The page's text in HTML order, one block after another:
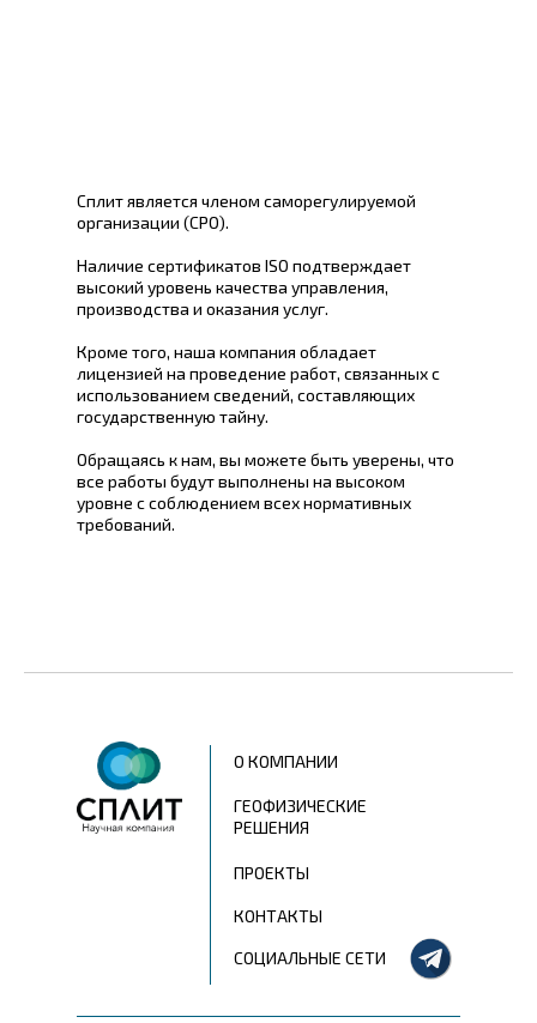
Сплит является членом саморегулируемой
организации (СРО).
Наличие сертификатов ISO подтверждает
высокий уровень качества управления,
производства и оказания услуг.
Кроме того, наша компания обладает
лицензией на проведение работ, связанных с
использованием сведений, составляющих
государственную тайну.
Обращаясь к нам, вы можете быть уверены, что
все работы будут выполнены на высоком
уровне с соблюдением всех нормативных
требований.
О КОМПАНИИ
ПРОЕКТЫ
ГЕОФИЗИЧЕСКИЕ
РЕШЕНИЯ
КОНТАКТЫ
СОЦИАЛЬНЫЕ СЕТИ